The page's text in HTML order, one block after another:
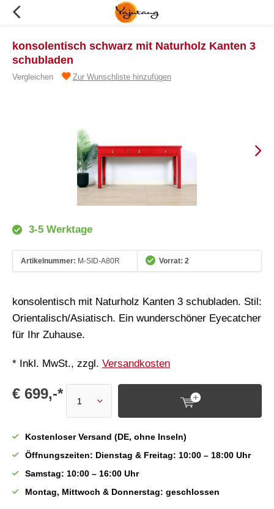
konsolentisch schwarz mit Naturholz Kanten 3
schubladen
Vergleichen Zur Wunschliste hinzufügen
3-5 Werktage
Artikelnummer: M-SID-A80R Vorrat: 2
konsolentisch mit Naturholz Kanten 3 schubladen. Stil:
Orientalisch/Asiatisch. Ein wunderschöner Eyecatcher
für Ihr Zuhause.
* Inkl. MwSt., zzgl. Versandkosten
€ 699,-*
Kostenloser Versand (DE, ohne Inseln)
Öffnungszeiten: Dienstag & Freitag: 10:00 – 18:00 Uhr
Samstag: 10:00 – 16:00 Uhr
Montag, Mittwoch & Donnerstag: geschlossen